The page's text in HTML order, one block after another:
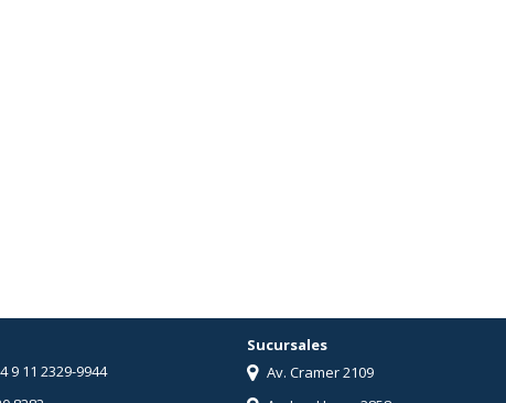
9 11 2329-9944
Sucursales
Av. Cramer 2109